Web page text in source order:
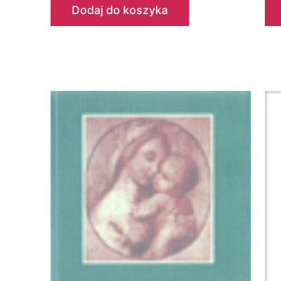
Dodaj do koszyka